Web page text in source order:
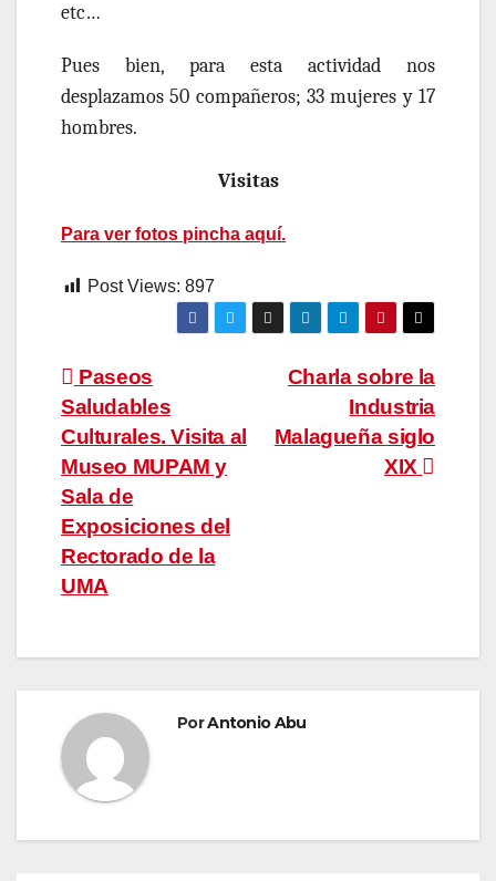
etc…
Pues bien, para esta actividad nos
desplazamos50 compañeros;33 mujeres y 17
hombres.
Visitas
Para ver fotos pincha aquí.
Post Views: 897
Navegación
de
entradas
Charla sobre la
Industria
Malagueña siglo
XIX
Paseos
Saludables
Culturales. Visita al
Museo MUPAM y
Sala de
Exposiciones del
Rectorado de la
UMA
PorAntonio Abu